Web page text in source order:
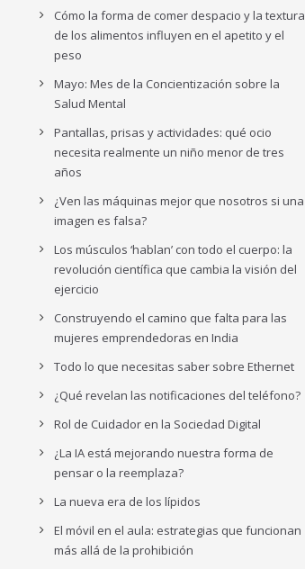
Cómo la forma de comer despacio y la textura
de los alimentos influyen en el apetito y el
peso
Mayo: Mes de la Concientización sobre la
Salud Mental
Pantallas, prisas y actividades: qué ocio
necesita realmente un niño menor de tres
años
¿Ven las máquinas mejor que nosotros si una
imagen es falsa?
Los músculos ‘hablan’ con todo el cuerpo: la
revolución científica que cambia la visión del
ejercicio
Construyendo el camino que falta para las
mujeres emprendedoras en India
Todo lo que necesitas saber sobre Ethernet
¿Qué revelan las notificaciones del teléfono?
Rol de Cuidador en la Sociedad Digital
¿La IA está mejorando nuestra forma de
pensar o la reemplaza?
La nueva era de los lípidos
El móvil en el aula: estrategias que funcionan
más allá de la prohibición